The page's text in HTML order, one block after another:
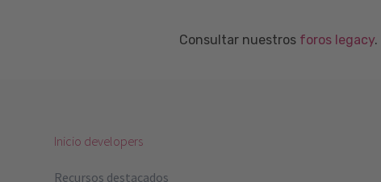
Consultar nuestros foros legacy.
Inicio developers
Recursos destacados